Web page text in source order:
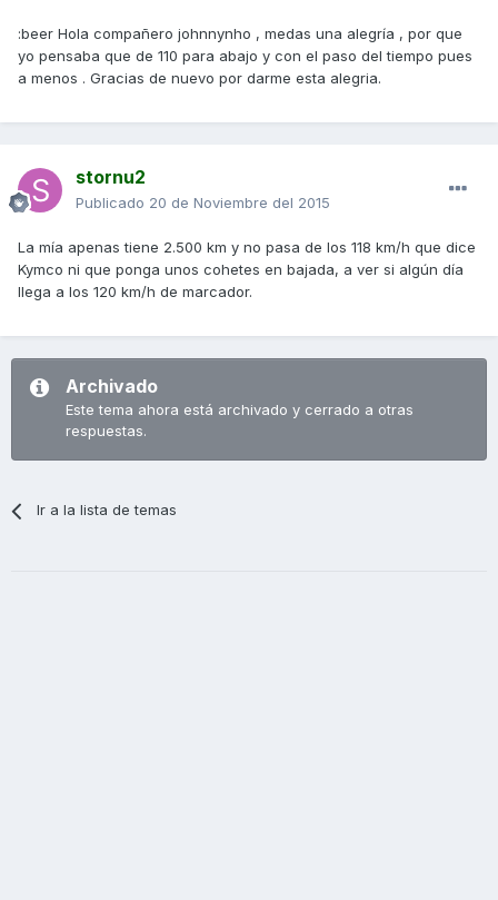
:beer Hola compañero johnnynho , medas una alegría , por que
yo pensaba que de 110 para abajo y con el paso del tiempo pues
a menos . Gracias de nuevo por darme esta alegria.
stornu2
Publicado 20 de Noviembre del 2015
La mía apenas tiene 2.500 km y no pasa de los 118 km/h que dice
Kymco ni que ponga unos cohetes en bajada, a ver si algún día
llega a los 120 km/h de marcador.
Archivado
Este tema ahora está archivado y cerrado a otras
respuestas.
Ir a la lista de temas